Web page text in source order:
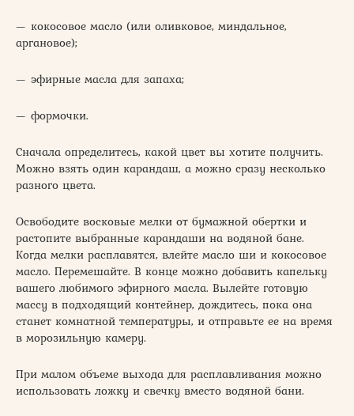
— кокосовое масло (или оливковое, миндальное,
аргановое);
— эфирные масла для запаха;
— формочки.
Сначала определитесь, какой цвет вы хотите получить.
Можно взять один карандаш, а можно сразу несколько
разного цвета.
Освободите восковые мелки от бумажной обертки и
растопите выбранные карандаши на водяной бане.
Когда мелки расплавятся, влейте масло ши и кокосовое
масло. Перемешайте. В конце можно добавить капельку
вашего любимого эфирного масла. Вылейте готовую
массу в подходящий контейнер, дождитесь, пока она
станет комнатной температуры, и отправьте ее на время
в морозильную камеру.
При малом объеме выхода для расплавливания можно
использовать ложку и свечку вместо водяной бани.